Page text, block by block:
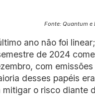
Fonte: Quantum e
ano não foi
de 2024
com
desses papéis
o risco diante